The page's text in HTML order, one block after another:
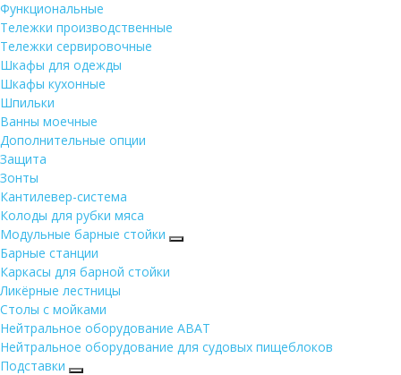
Функциональные
Тележки производственные
Тележки сервировочные
Шкафы для одежды
Шкафы кухонные
Шпильки
Ванны моечные
Дополнительные опции
Защита
Зонты
Кантилевер-система
Колоды для рубки мяса
Модульные барные стойки
Барные станции
Каркасы для барной стойки
Ликёрные лестницы
Столы с мойками
Нейтральное оборудование ABAT
Нейтральное оборудование для судовых пищеблоков
Подставки